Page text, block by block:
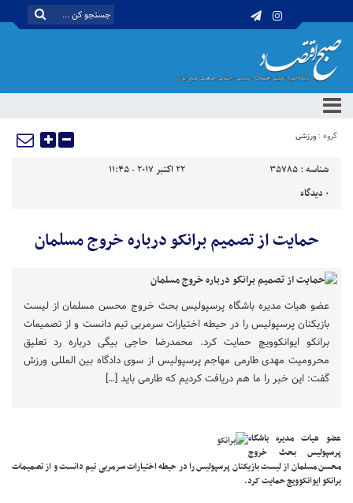
گروه : ورزشی
شناسه : 35785
22 اکتبر 2017 - 11:45
0 دیدگاه
حمایت از تصمیم برانکو درباره خروج مسلمان
عضو هیات مدیره باشگاه پرسپولیس بحث خروج محسن مسلمان از لیست
بازیکنان پرسپولیس را در حیطه اختیارات سرمربی تیم دانست و از تصمیمات
برانکو ایوانکوویچ حمایت کرد. محمدرضا حاجی بیگی درباره رد تعلیق
محرومیت مهدی طارمی مهاجم پرسپولیس از سوی دادگاه بین المللی ورزش
گفت: این خبر را ما هم دریافت کردیم که طارمی باید […]
عضو هیات مدیره باشگاه
پرسپولیس بحث خروج
محسن مسلمان از لیست بازیکنان پرسپولیس را در حیطه اختیارات سرمربی تیم دانست و از تصمیمات
برانکو ایوانکوویچ حمایت کرد.